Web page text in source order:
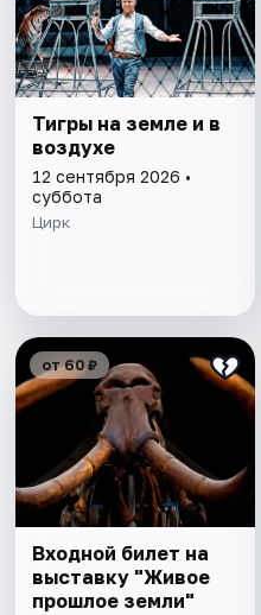
Тигры на земле и в
воздухе
12 сентября 2026 •
суббота
Цирк
от 60 ₽
Входной билет на
выставку "Живое
прошлое земли"